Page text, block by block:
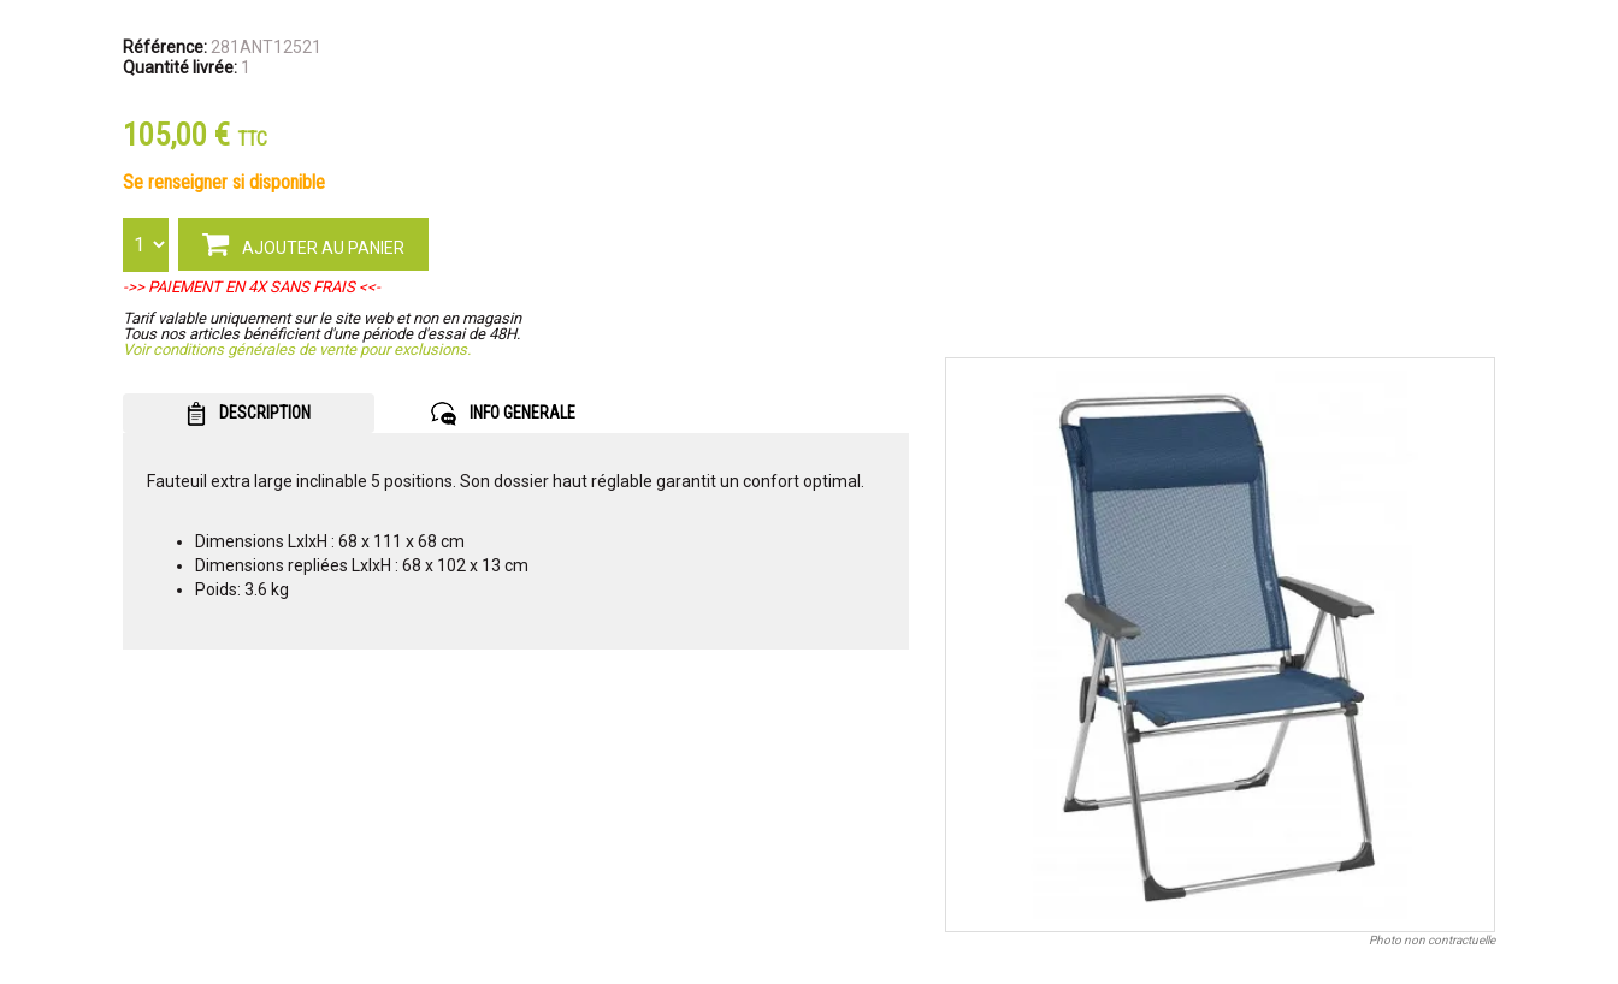
Référence: 281ANT12521
Quantité livrée: 1
105,00 € TTC
se renseigner si disponible
AJOUTER AU PANIER
->> PAIEMENT EN 4X SANS FRAIS <<-
Tarif valable uniquement sur le site web et non en magasin
Tous nos articles bénéficient d'une période d'essai de 48H.
Voir conditions générales de vente pour exclusions.
DESCRIPTION INFO GENERALE
Fauteuil extra large inclinable 5 positions. Son dossier haut réglable garantit un confort optimal.
Dimensions LxlxH : 68 x 111 x 68 cm
Dimensions repliées LxlxH : 68 x 102 x 13 cm
Poids: 3.6 kg
Photo non contractuelle